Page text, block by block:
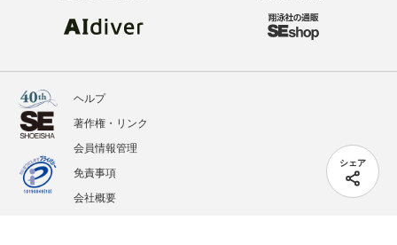
シェア
ヘルプ
著作権・リンク
会員情報管理
免責事項
会社概要